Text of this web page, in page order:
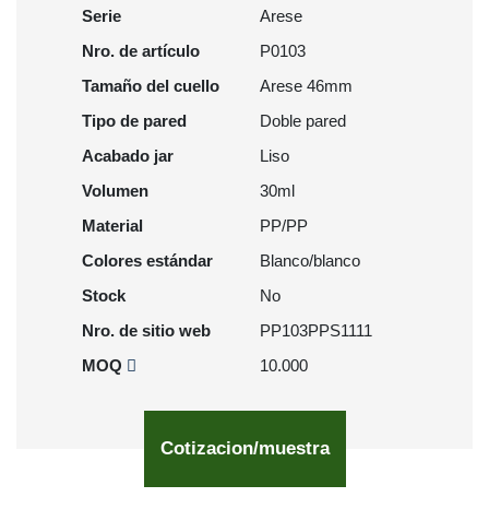
Serie
Arese
Nro. de artículo
P0103
Tamaño del cuello
Arese 46mm
Tipo de pared
Doble pared
Acabado jar
Liso
Volumen
30ml
Material
PP/PP
Colores estándar
Blanco/blanco
Stock
No
Nro. de sitio web
PP103PPS1111
MOQ
10.000
Cotizacion/muestra